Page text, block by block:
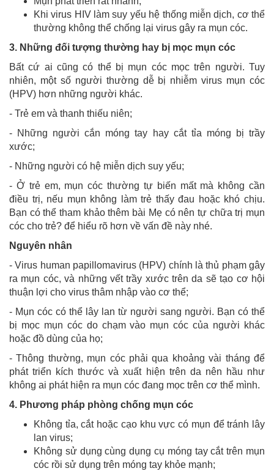
Khi virus HIV làm suy yếu hệ thống miễn dịch, cơ thể
thường không thể chống lại virus gây ra mụn cóc.
3. Những đối tượng thường hay bị mọc mụn cóc
Bất cứ ai cũng có thể bị mụn cóc mọc trên người. Tuy
nhiên, một số người thường dễ bị nhiễm virus mụn cóc
(HPV) hơn những người khác.
- Trẻ em và thanh thiếu niên;
- Những người cắn móng tay hay cắt tỉa móng bị trầy
xước;
- Những người có hệ miễn dịch suy yếu;
- Ở trẻ em, mụn cóc thường tự biến mất mà không cần
điều trị, nếu mụn không làm trẻ thấy đau hoặc khó chịu.
Bạn có thể tham khảo thêm bài Mẹ có nên tự chữa trị mụn
cóc cho trẻ? để hiểu rõ hơn về vấn đề này nhé.
Nguyên nhân
- Virus human papillomavirus (HPV) chính là thủ phạm gây
ra mụn cóc, và những vết trầy xước trên da sẽ tạo cơ hội
thuận lợi cho virus thâm nhập vào cơ thể;
- Mụn cóc có thể lây lan từ người sang người. Bạn có thể
bị mọc mụn cóc do chạm vào mụn cóc của người khác
hoặc đồ dùng của họ;
- Thông thường, mụn cóc phải qua khoảng vài tháng để
phát triển kích thước và xuất hiện trên da nên hầu như
không ai phát hiện ra mụn cóc đang mọc trên cơ thể mình.
4. Phương pháp phòng chống mụn cóc
Không tỉa, cắt hoặc cạo khu vực có mụn để tránh lây
lan virus;
Không sử dụng cùng dụng cụ móng tay cắt trên mụn
cóc rồi sử dụng trên móng tay khỏe mạnh;